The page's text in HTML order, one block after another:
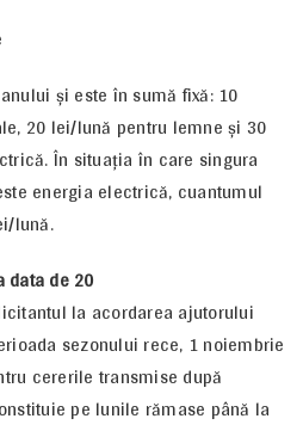
și este în sumă fixă: 10
20 lei/lună pentru lemne și 30
În situația în care singura
energia electrică, cuantumul
lună.
data de 20
la acordarea ajutorului
sezonului rece, 1 noiembrie
cererile transmise după
pe lunile rămase până la